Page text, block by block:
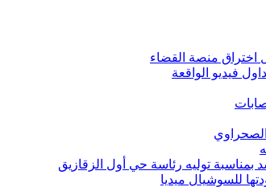
اختراق منصة القضاء
فيديو الواقعة
بمناسبة توليه رئاسة حي أول الزقازيق
للسوشيال ميديا